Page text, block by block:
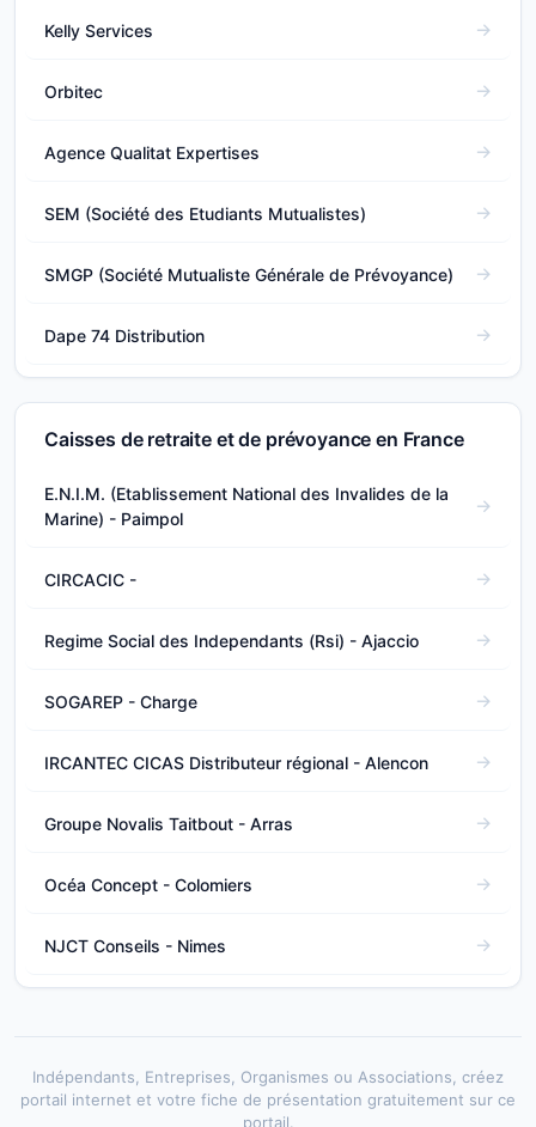
Kelly Services
Orbitec
Agence Qualitat Expertises
SEM (Société des Etudiants Mutualistes)
SMGP (Société Mutualiste Générale de Prévoyance)
Dape 74 Distribution
Caisses de retraite et de prévoyance en France
E.N.I.M. (Etablissement National des Invalides de la
Marine) - Paimpol
CIRCACIC -
Regime Social des Independants (Rsi) - Ajaccio
SOGAREP - Charge
IRCANTEC CICAS Distributeur régional - Alencon
Groupe Novalis Taitbout - Arras
Océa Concept - Colomiers
NJCT Conseils - Nimes
Indépendants, Entreprises, Organismes ou Associations, créez
portail internet et votre fiche de présentation gratuitement sur ce
portail.